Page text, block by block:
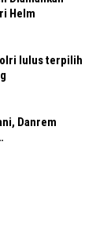
Helm
lulus terpilih
Danrem